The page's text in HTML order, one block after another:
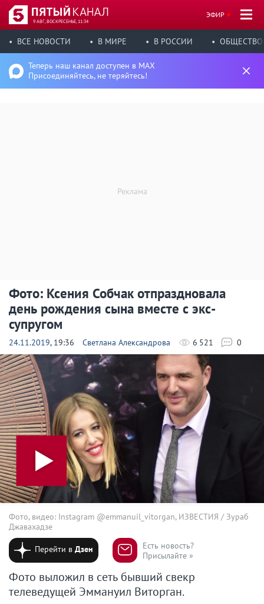
9 АВГ, ВОСКРЕСЕНЬЕ, 11:34
ЭФИР
ВСЕ НОВОСТИ В МИРЕ В РОССИИ ОБЩЕСТВО
Теперь наш канал доступен в MAX
Присоединяйтесь, не теряйтесь!
Фото: Ксения Собчак отпраздновала
день рождения сына вместе с экс-
супругом
24.11.2019, 19:36 Светлана Александрова 6 521 0
Фото, видео: Instagram @emmanuil_vitorgan, ИЗВЕСТИЯ / Зураб
Джавахадзе
Перейти вДзен
Есть новость?
Присылайте »
Фото выложил в сеть бывший свекр
телеведущей Эммануил Виторган.